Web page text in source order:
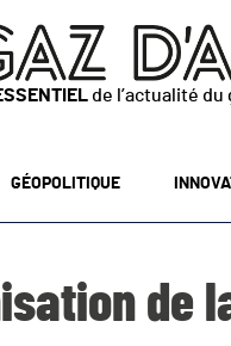
de l’actualité du
GÉOPOLITIQUE
de